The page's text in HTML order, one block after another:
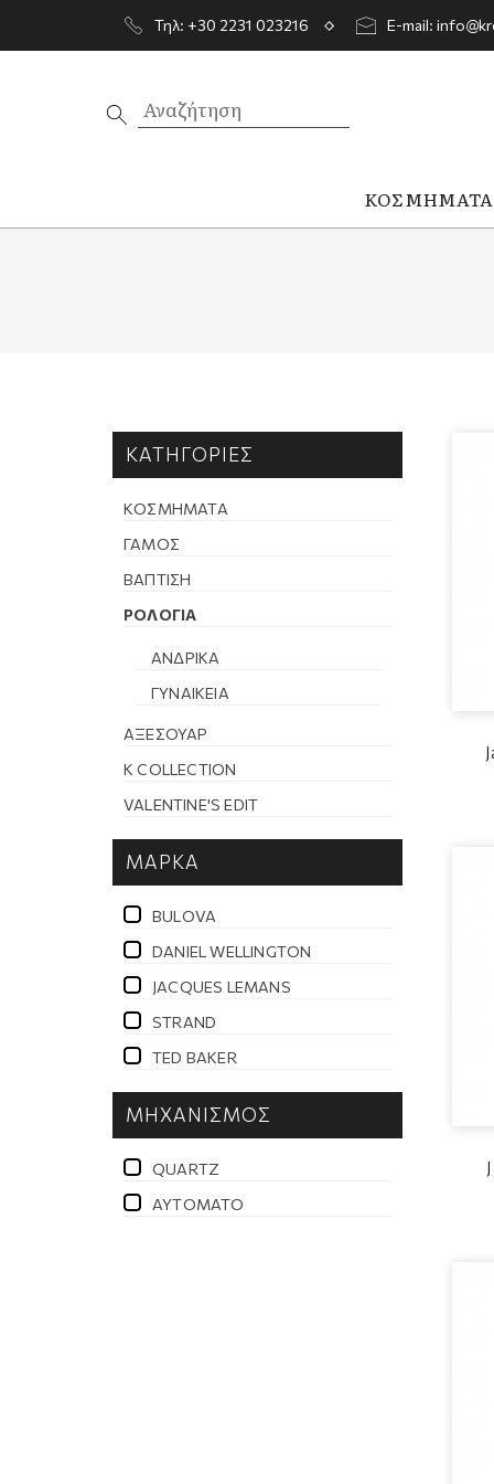
Τηλ: +30 2231 023216 E-mail:
ΚΟΣΜΉΜΑΤΑ
ΚΑΤΗΓΟΡΊΕΣ
ΚΟΣΜΉΜΑΤΑ
ΓΆΜΟΣ
ΒΆΠΤΙΣΗ
ΡΟΛΌΓΙΑ
ΑΝΔΡΙΚΆ
ΓΥΝΑΙΚΕΊΑ
ΑΞΕΣΟΥΆΡ
K COLLECTION
VALENTINE'S EDIT
ΜΆΡΚΑ
BULOVA
DANIEL WELLINGTON
JACQUES LEMANS
STRAND
TED BAKER
ΜΗΧΑΝΙΣΜΌΣ
QUARTZ
ΑΥΤΌΜΑΤΟ